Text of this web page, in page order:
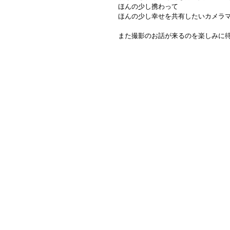
ほんの少し携わって
ほんの少し幸せを共有したいカメラ
また撮影のお話が来るのを楽しみに